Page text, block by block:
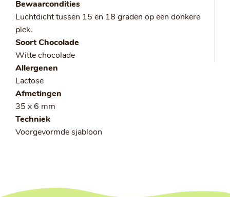
Bewaarcondities
Luchtdicht tussen 15 en 18 graden op een donkere
plek.
Soort Chocolade
Witte chocolade
Allergenen
Lactose
Afmetingen
35 x 6 mm
Techniek
Voorgevormde sjabloon